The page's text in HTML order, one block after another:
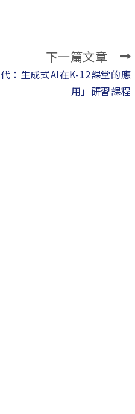
下一篇文章
代：生成式AI在K-12課堂的應
用」研習課程